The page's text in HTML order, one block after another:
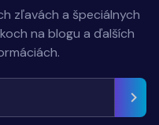
zľavách a špeciálnych
na blogu a ďalších